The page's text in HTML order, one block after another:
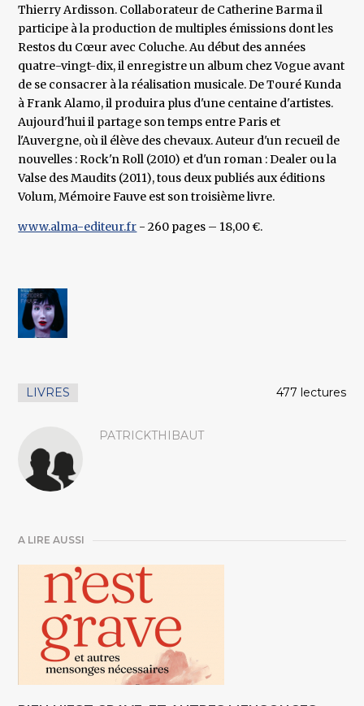
Thierry Ardisson. Collaborateur de Catherine Barma il
participe à la production de multiples émissions dont les
Restos du Cœur avec Coluche. Au début des années
quatre-vingt-dix, il enregistre un album chez Vogue avant
de se consacrer à la réalisation musicale. De Touré Kunda
à Frank Alamo, il produira plus d'une centaine d'artistes.
Aujourd'hui il partage son temps entre Paris et
l'Auvergne, où il élève des chevaux. Auteur d'un recueil de
nouvelles : Rock'n Roll (2010) et d'un roman : Dealer ou la
Valse des Maudits (2011), tous deux publiés aux éditions
Volum, Mémoire Fauve est son troisième livre.
www.alma-editeur.fr - 260 pages – 18,00 €.
LIVRES 477 lectures
PATRICKTHIBAUT
A LIRE AUSSI